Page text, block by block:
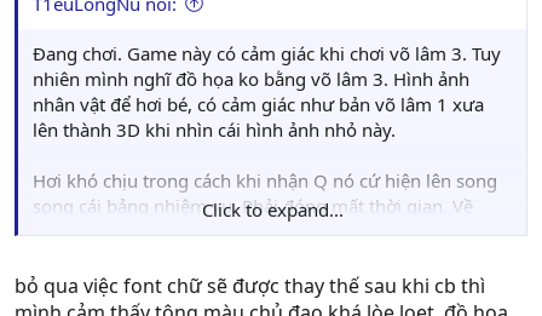
Đang chơi. Game này có cảm giác khi chơi võ lâm 3. Tuy
nhiên mình nghĩ đồ họa ko bằng võ lâm 3. Hình ảnh
nhân vật để hơi bé, có cảm giác như bản võ lâm 1 xưa
lên thành 3D khi nhìn cái hình ảnh nhỏ này.
Hơi khó chịu trong cách khi nhận Q nó cứ hiện lên song
song cái bảng nhiệm vụ. Phải đóng mất thời gian. Về
thao tác nhiệm vụ thấy ko đã bằng võ lâm 3D hay Cửu
Tạm thời em này chấm ở điểm tiếp cận người chơi không
Click to expand...
bỏ qua việc font chữ sẽ được thay thế sau khi cb thì